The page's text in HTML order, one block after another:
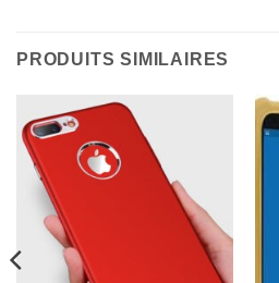
PRODUITS SIMILAIRES